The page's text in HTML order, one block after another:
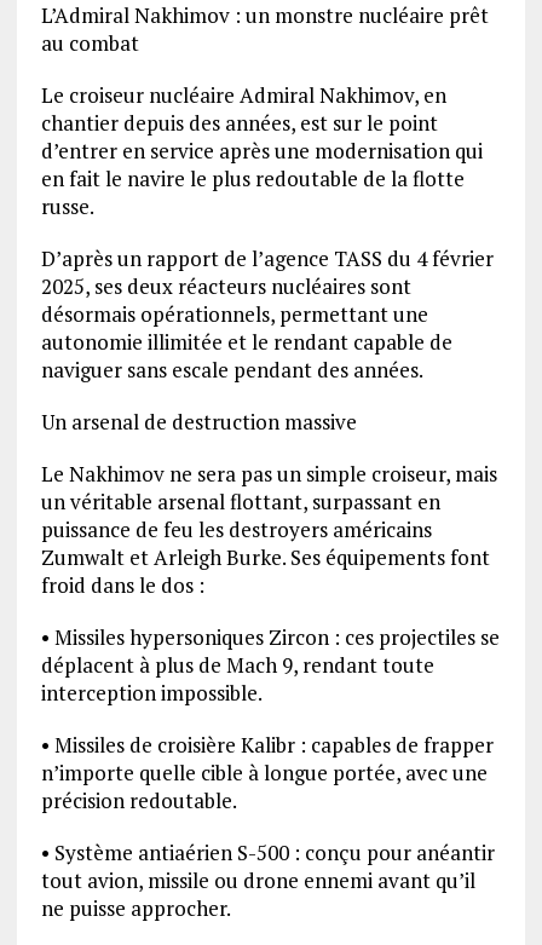
L’Admiral Nakhimov : un monstre nucléaire prêt
au combat
Le croiseur nucléaire Admiral Nakhimov, en
chantier depuis des années, est sur le point
d’entrer en service après une modernisation qui
en fait le navire le plus redoutable de la flotte
russe.
D’après un rapport de l’agence TASS du 4 février
2025, ses deux réacteurs nucléaires sont
désormais opérationnels, permettant une
autonomie illimitée et le rendant capable de
naviguer sans escale pendant des années.
Un arsenal de destruction massive
Le Nakhimov ne sera pas un simple croiseur, mais
un véritable arsenal flottant, surpassant en
puissance de feu les destroyers américains
Zumwalt et Arleigh Burke. Ses équipements font
froid dans le dos :
• Missiles hypersoniques Zircon : ces projectiles se
déplacent à plus de Mach 9, rendant toute
interception impossible.
• Missiles de croisière Kalibr : capables de frapper
n’importe quelle cible à longue portée, avec une
précision redoutable.
• Système antiaérien S-500 : conçu pour anéantir
tout avion, missile ou drone ennemi avant qu’il
ne puisse approcher.